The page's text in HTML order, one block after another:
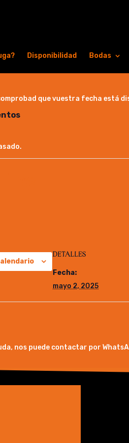
Disponibilidad Bodas
que vuestra fecha está
DETALLES
Fecha:
mayo 2, 2025
nos puede contactar por